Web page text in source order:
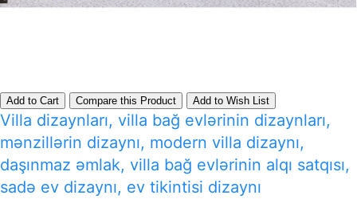
Add to Cart Compare this Product Add to Wish List
Villa dizaynları, villa bağ evlərinin dizaynları,
mənzillərin dizaynı, modern villa dizaynı,
daşınmaz əmlak, villa bağ evlərinin alqı satqısı,
sadə ev dizaynı, ev tikintisi dizaynı